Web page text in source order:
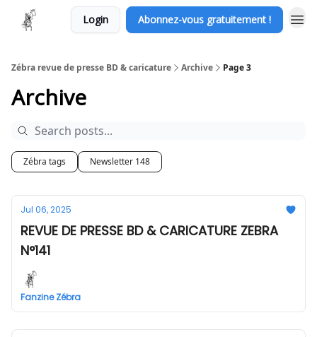
Login Abonnez-vous gratuitement !
Zébra revue de presse BD & caricature Archive Page 3
Archive
Zébra tags Newsletter 148
Jul 06, 2025
REVUE DE PRESSE BD & CARICATURE ZEBRA
N°141
Fanzine Zébra